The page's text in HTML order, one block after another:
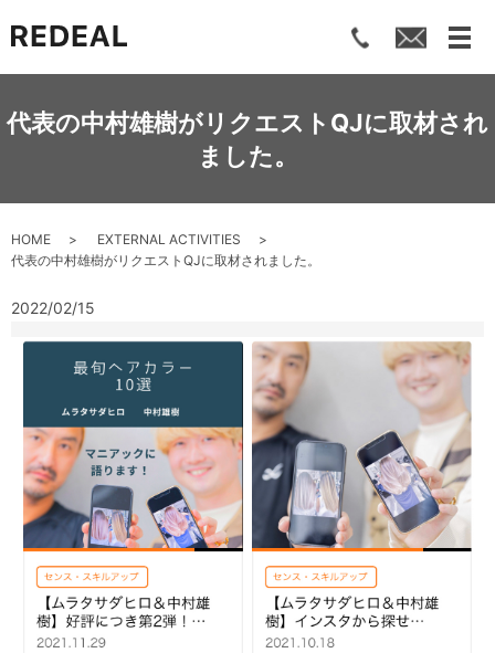
メ
代表の中村雄樹がリクエストQJに取材され
ました。
HOME
EXTERNAL ACTIVITIES
代表の中村雄樹がリクエストQJに取材されました。
2022/02/15